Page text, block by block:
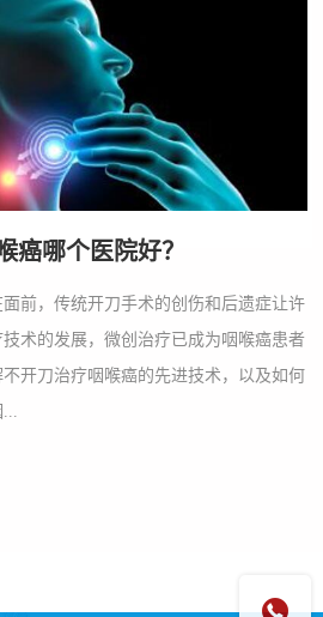
癌哪个医院好？
前，传统开刀手术的创伤和后遗症让许
术的发展，微创治疗已成为咽喉癌患者
开刀治疗咽喉癌的先进技术，以及如何
